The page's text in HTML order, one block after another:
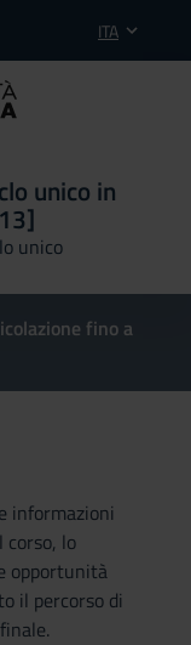
ITA
unico in
unico
fino a
informazioni
corso, lo
opportunità
il percorso di